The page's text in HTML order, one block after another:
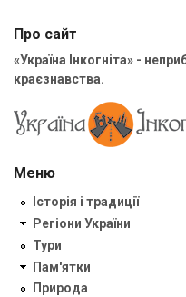
Про сайт
«Україна Інкогніта» -
краєзнавства.
Меню
Історія і традиції
Регіони України
Тури
Пам'ятки
Природа